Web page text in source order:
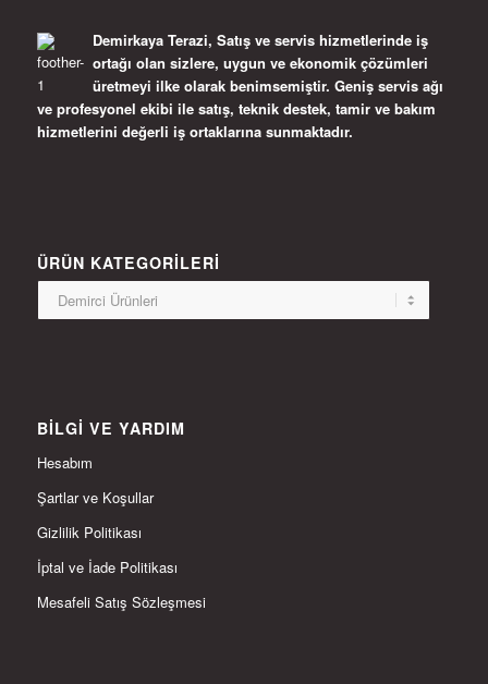
Demirkaya Terazi, Satış ve servis hizmetlerinde iş
ortağı olan sizlere, uygun ve ekonomik çözümleri
üretmeyi ilke olarak benimsemiştir. Geniş servis ağı
ve profesyonel ekibi ile satış, teknik destek, tamir ve bakım
hizmetlerini değerli iş ortaklarına sunmaktadır.
ÜRÜN KATEGORILERI
BILGI VE YARDIM
Hesabım
Şartlar ve Koşullar
Gizlilik Politikası
İptal ve İade Politikası
Mesafeli Satış Sözleşmesi